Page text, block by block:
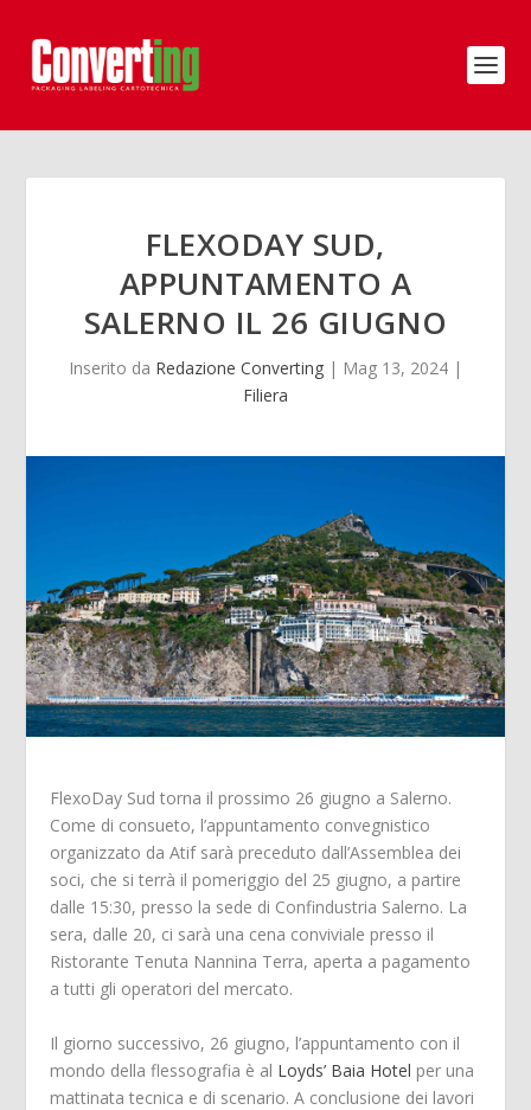
FLEXODAY SUD,
APPUNTAMENTO A
SALERNO IL 26 GIUGNO
Inserito da Redazione Converting | Mag 13, 2024 |
Filiera
FlexoDay Sud torna il prossimo 26 giugno a Salerno.
Come di consueto, l’appuntamento convegnistico
organizzato da Atif sarà preceduto dall’Assemblea dei
soci, che si terrà il pomeriggio del 25 giugno, a partire
dalle 15:30, presso la sede di Confindustria Salerno. La
sera, dalle 20, ci sarà una cena conviviale presso il
Ristorante Tenuta Nannina Terra, aperta a pagamento
a tutti gli operatori del mercato.
Il giorno successivo, 26 giugno, l’appuntamento con il
mondo della flessografia è al Loyds’ Baia Hotel per una
mattinata tecnica e di scenario. A conclusione dei lavori